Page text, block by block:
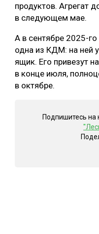
продуктов. Агрегат
в следующем мае.
А в сентябре 2025-
одна из КДМ: на ней
ящик. Его привезут
в конце июля,
в октябре.
Подпишитесь на